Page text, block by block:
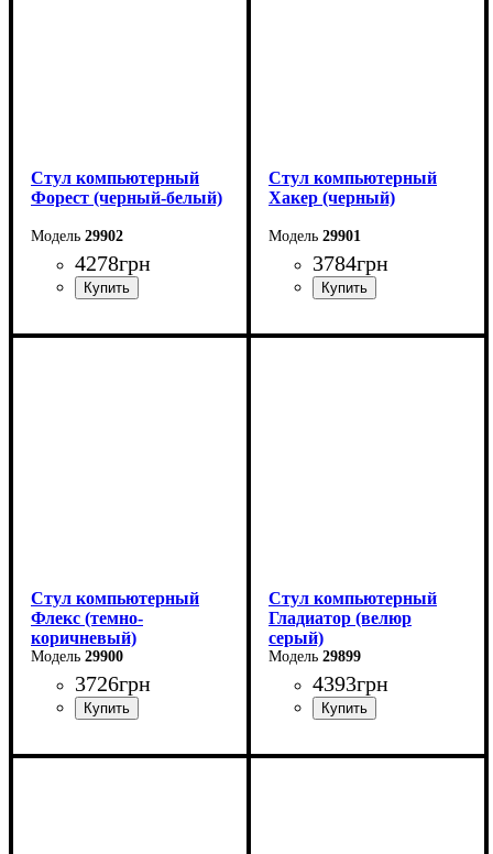
Стул компьютерный
Форест (черный-белый)
29902
4278грн
Стул компьютерный
Хакер (черный)
29901
3784грн
Стул компьютерный
Флекс (темно-
коричневый)
29900
3726грн
Стул компьютерный
Гладиатор (велюр
серый)
29899
4393грн